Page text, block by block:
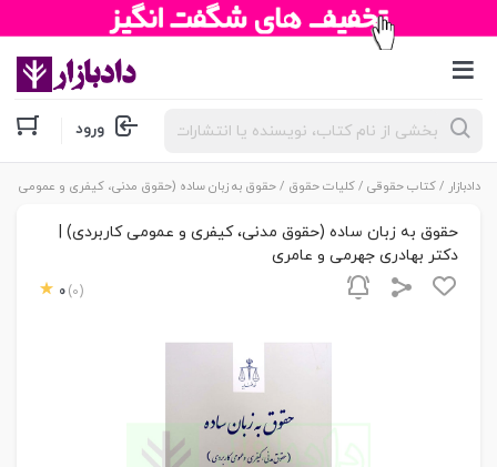
جستجوی
محصولات ورود
دادبازار /کتاب حقوقی /کلیات حقوق / حقوق به زبان ساده (حقوق مدنی، کیفری و عمومی
حقوق به زبان ساده (حقوق مدنی، کیفری و عمومی کاربردی) |
دکتر بهادری جهرمی و عامری
0 (0)